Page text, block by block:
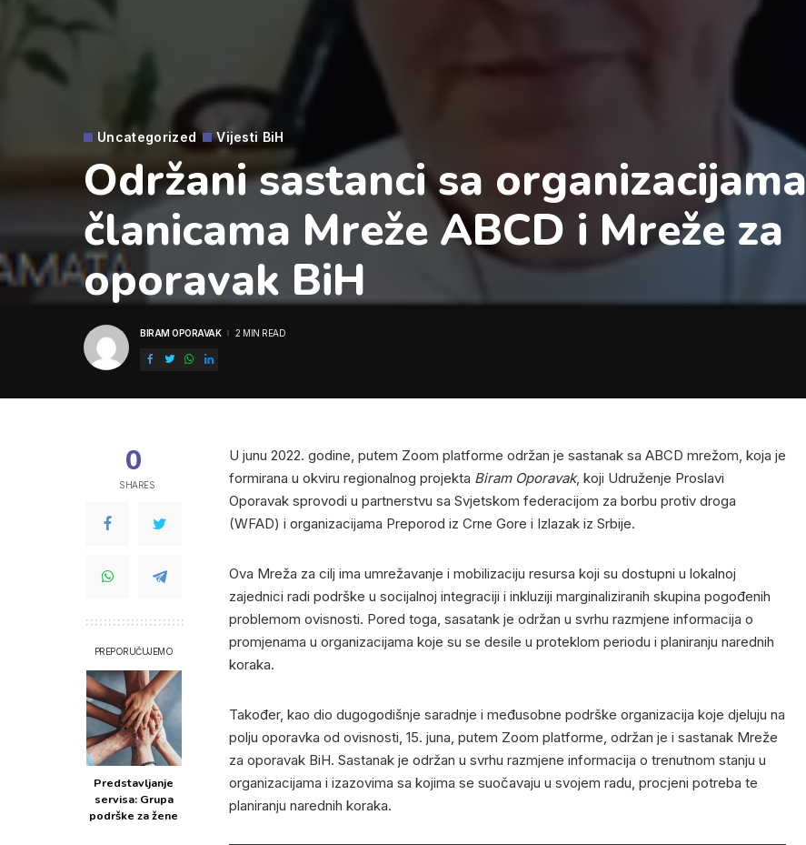
Uncategorized Vijesti BiH
Održani sastanci sa organizacijama
članicama Mreže ABCD i Mreže za
oporavak BiH
POSTED
BIRAM OPORAVAK 2 MIN READ
0
SHARES
PREPORUČUJEMO
Predstavljanje
servisa: Grupa
podrške za žene
U junu 2022. godine, putem Zoom platforme održan je sastanak sa ABCD mrežom, koja je
formirana u okviru regionalnog projekta Biram Oporavak, koji Udruženje Proslavi
Oporavak sprovodi u partnerstvu sa Svjetskom federacijom za borbu protiv droga
(WFAD) i organizacijama Preporod iz Crne Gore i Izlazak iz Srbije.
Ova Mreža za cilj ima umrežavanje i mobilizaciju resursa koji su dostupni u lokalnoj
zajednici radi podrške u socijalnoj integraciji i inkluziji marginaliziranih skupina pogođenih
problemom ovisnosti. Pored toga, sasatank je održan u svrhu razmjene informacija o
promjenama u organizacijama koje su se desile u proteklom periodu i planiranju narednih
koraka.
Također, kao dio dugogodišnje saradnje i međusobne podrške organizacija koje djeluju na
polju oporavka od ovisnosti, 15. juna, putem Zoom platforme, održan je i sastanak Mreže
za oporavak BiH. Sastanak je održan u svrhu razmjene informacija o trenutnom stanju u
organizacijama i izazovima sa kojima se suočavaju u svojem radu, procjeni potreba te
planiranju narednih koraka.